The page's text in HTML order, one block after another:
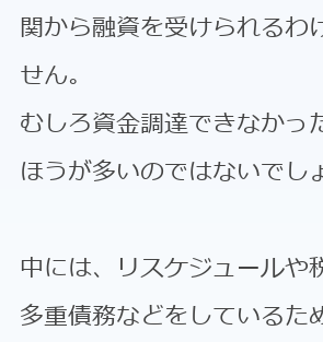
関から融資を受けられるわ
せん。
むしろ資金調達できなかっ
ほうが多いのではないでし
中には、リスケジュールや
多重債務などをしているた